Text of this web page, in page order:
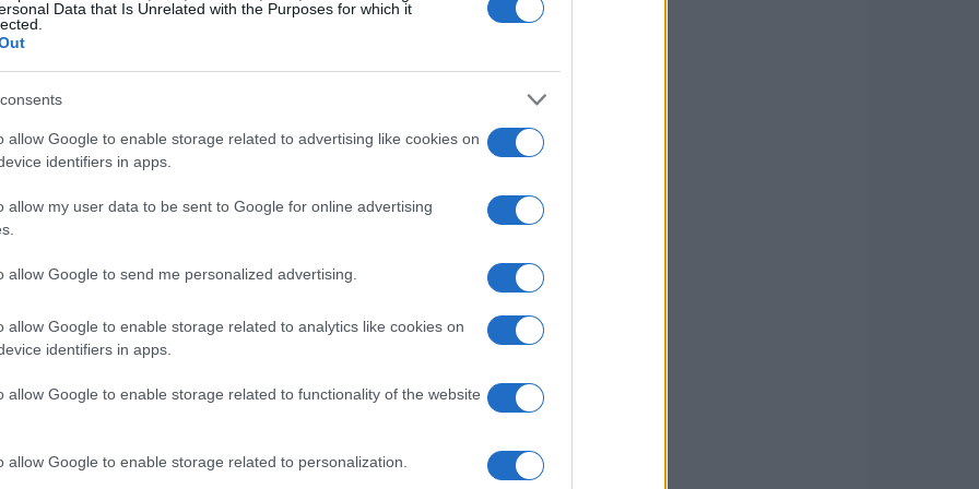
Data that Is Unrelated with the Purposes for which it
allow Google to enable storage related to advertising like cookies on
identifiers in apps.
allow my user data to be sent to Google for online advertising
allow Google to send me personalized advertising.
allow Google to enable storage related to analytics like cookies on
identifiers in apps.
allow Google to enable storage related to functionality of the website
allow Google to enable storage related to personalization.
No início de janeiro de 2022, o preço será em
11,21, preço mínimo de $ 8,21 para janeiro de
2022 é $ 9,71. previsão de preço no final de janeiro
-2%.
preço mínimo de $ 9,08 para fevereiro de
de 2022 é $ 10,99. previsão de preço no final de
de 2022 12%.
No início de março de 2022, o preço será em
11,04, preço mínimo de $ 8,66 para março de
é $ 9,85. previsão de preço no final de março